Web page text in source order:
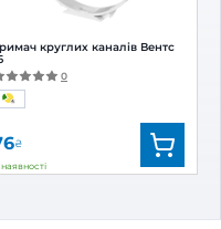
круглих каналів Вентс
0
₴